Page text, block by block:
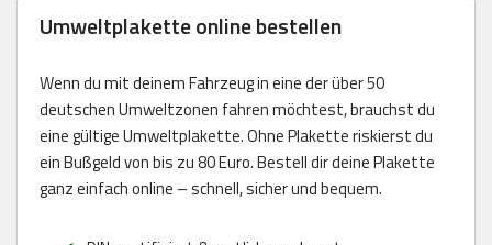
Umweltplakette online bestellen
Wenn du mit deinem Fahrzeug in eine der über 50
deutschen Umweltzonen fahren möchtest, brauchst du
eine gültige Umweltplakette. Ohne Plakette riskierst du
ein Bußgeld von bis zu 80 Euro. Bestell dir deine Plakette
ganz einfach online – schnell, sicher und bequem.